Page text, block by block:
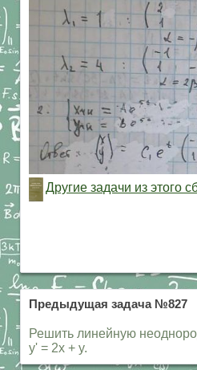
Другие задачи из этого
Предыдущая задача №827
Решить линейную
y' = 2x + y.